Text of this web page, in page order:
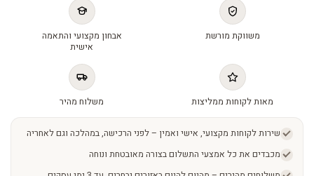
משווקת מורשת
אבחון מקצועי והתאמה
אישית
מאות לקוחות ממליצות משלוח מהיר
שירות לקוחות מקצועי, אישי ואמין – לפני הרכישה, במהלכה וגם לאחריה
מכבדים את כל אמצעי התשלום בצורה מאובטחת ונוחה